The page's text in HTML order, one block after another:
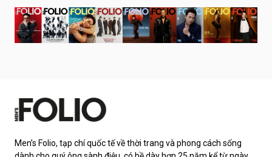
Men’s Folio, tạp chí quốc tế về thời trang và phong cách sống